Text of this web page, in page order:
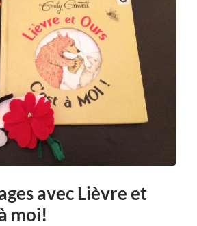
avec Lièvre et
moi!